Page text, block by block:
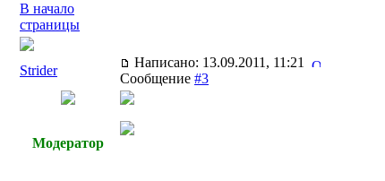
В начало
страницы
Strider
Написано: 13.09.2011, 11:21
Сообщение #3
Модератор